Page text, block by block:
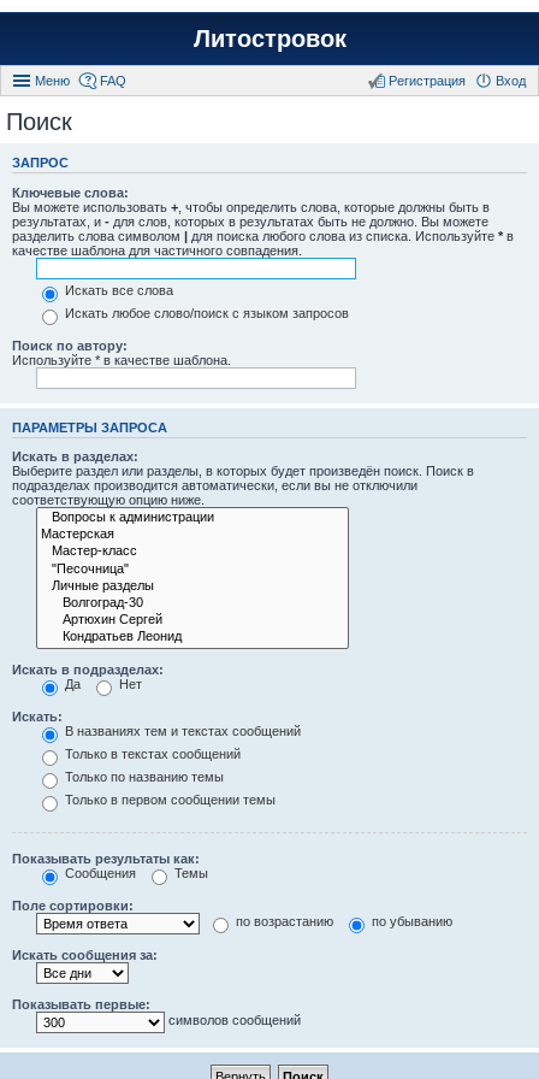
Литостровок
Меню FAQ Вход
Регистрация
Поиск
ЗАПРОС
Ключевые слова:
Вы можете использовать + , чтобы определить слова, которые должны быть в
результатах, и - для слов, которых в результатах быть не должно. Вы можете
разделить слова символом | для поиска любого слова из списка. Используйте * в
качестве шаблона для частичного совпадения.
Искать все слова
Искать любое слово/поиск с языком запросов
Поиск по автору:
Используйте * в качестве шаблона.
ПАРАМЕТРЫ ЗАПРОСА
Искать в разделах:
Выберите раздел или разделы, в которых будет произведён поиск. Поиск в
подразделах производится автоматически, если вы не отключили
соответствующую опцию ниже.
Искать в подразделах:
Да
Нет
Искать:
В названиях тем и текстах сообщений
Только в текстах сообщений
Только по названию темы
Только в первом сообщении темы
Показывать результаты как:
Сообщения
Темы
Поле сортировки:
по возрастанию
по убыванию
Искать сообщения за:
Показывать первые:
символов сообщений